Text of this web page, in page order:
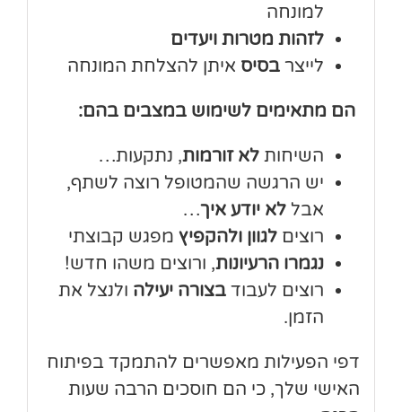
למונחה
לזהות מטרות ויעדים
לייצר בסיס איתן להצלחת המונחה
הם מתאימים לשימוש במצבים בהם:
השיחות לא זורמות, נתקעות…
יש הרגשה שהמטופל רוצה לשתף,
אבל לא יודע איך…
רוצים לגוון ולהקפיץמפגש קבוצתי
נגמרו הרעיונות, ורוצים משהו חדש!
רוצים לעבוד בצורה יעילה ולנצל את
הזמן.
דפי הפעילות מאפשרים להתמקד בפיתוח
האישי שלך, כי הם חוסכים הרבה שעות